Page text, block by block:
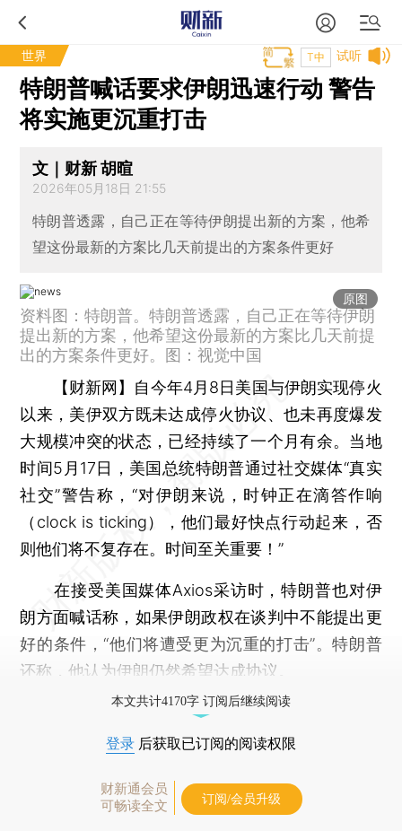
世界 试听
T中
特朗普喊话要求伊朗迅速行动 警告
将实施更沉重打击
文｜财新 胡暄
2026年05月18日 21:55
特朗普透露，自己正在等待伊朗提出新的方案，他希
望这份最新的方案比几天前提出的方案条件更好
原图
资料图：特朗普。特朗普透露，自己正在等待伊朗
提出新的方案，他希望这份最新的方案比几天前提
出的方案条件更好。图：视觉中国
【财新网】 自今年4月8日美国与伊朗实现停火
以来，美伊双方既未达成停火协议、也未再度爆发
大规模冲突的状态，已经持续了一个月有余。当地
时间5月17日，美国总统特朗普通过社交媒体“真实
社交”警告称，“对伊朗来说，时钟正在滴答作响
（clock is ticking），他们最好快点行动起来，否
则他们将不复存在。时间至关重要！”
在接受美国媒体Axios采访时，特朗普也对伊
朗方面喊话称，如果伊朗政权在谈判中不能提出更
好的条件，“他们将遭受更为沉重的打击”。特朗普
还称，他认为伊朗仍然希望达成协议。
本文共计4170字 订阅后继续阅读
登录 后获取已订阅的阅读权限
财新通会员
可畅读全文
订阅/会员升级